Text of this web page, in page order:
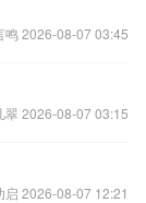
鸣 2026-08-07 03:45
翠 2026-08-07 03:15
启 2026-08-07 12:21